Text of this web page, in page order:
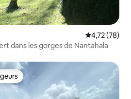
Évaluation
4,72 (78)
dans les gorges de Nantahala
les plus appréciés